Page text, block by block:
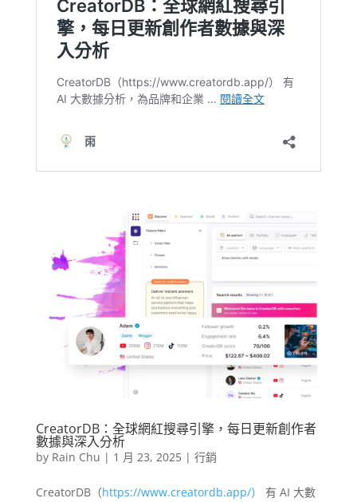
CreatorDB：全球網紅搜尋引擎，每日更新創作者
數據與深入分析
by Rain Chu | 1 月 23, 2025| 行銷
CreatorDB（https://www.creatordb.app/）
有 AI 大數